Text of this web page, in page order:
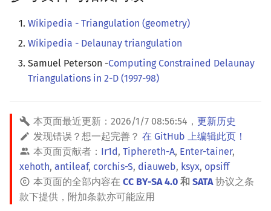
Wikipedia - Triangulation (geometry)
Wikipedia - Delaunay triangulation
Samuel Peterson -Computing Constrained Delaunay
Triangulations in 2-D (1997-98)
本页面最近更新： 2026/1/7 08:56:54 ， 更新历史
发现错误？想一起完善？ 在 GitHub 上编辑此页！
本页面贡献者： Ir1d, Tiphereth-A, Enter-tainer,
xehoth, antileaf, corchis-S, diauweb, ksyx, opsiff
本页面的全部内容在 CC BY-SA 4.0 和 SATA协议之条
款下提供，附加条款亦可能应用